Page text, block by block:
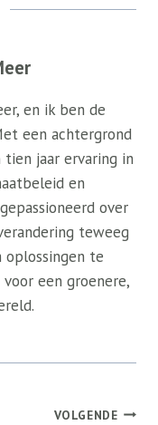
en ik ben de
een achtergrond
jaar ervaring in
en
over
teweeg
oplossingen te
een groenere,
VOLGENDE